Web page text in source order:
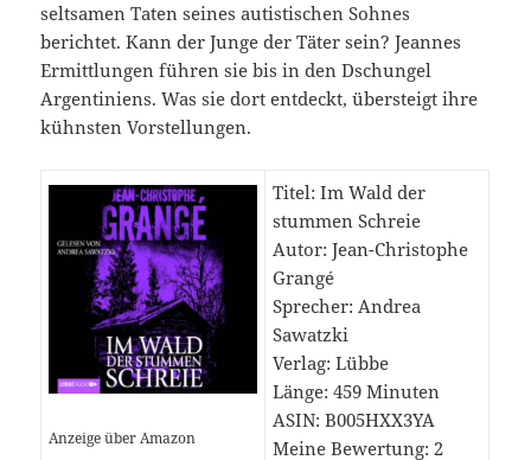
seltsamen Taten seines autistischen Sohnes
berichtet. Kann der Junge der Täter sein? Jeannes
Ermittlungen führen sie bis in den Dschungel
Argentiniens. Was sie dort entdeckt, übersteigt ihre
kühnsten Vorstellungen.
Anzeige über Amazon
Titel: Im Wald der
stummen Schreie
Autor: Jean-Christophe
Grangé
Sprecher: Andrea
Sawatzki
Verlag: Lübbe
Länge: 459 Minuten
ASIN: B005HXX3YA
Meine Bewertung: 2